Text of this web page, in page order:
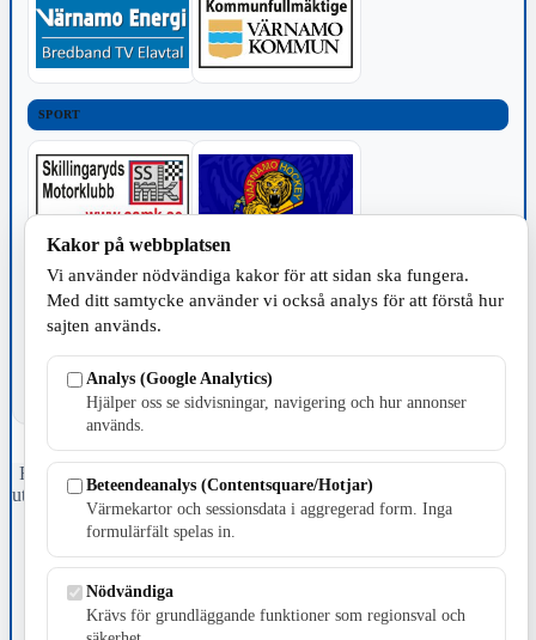
SPORT
TILLVERKNING
Fristående webbtidningsföretag grundat 1991 som sedan 2002 ger
ut tidningen Skillingaryd.nu och 2010 lanserades Värnamo.nu. Från
april 2026 omfattar Skillingaryd.nu tre kommuner: Gnosjö,
Värnamo och Vaggeryds kommun.
E-post: redaktionen@skillingaryd.nu
Postadress: Gisslaköp 1, 568 92 Skillingaryd
Kakor på webbplatsen
Vi använder nödvändiga kakor för att sidan ska fungera.
Med ditt samtycke använder vi också analys för att förstå hur
sajten används.
Analys (Google Analytics)
Hjälper oss se sidvisningar, navigering och hur annonser
används.
Beteendeanalys (Contentsquare/Hotjar)
Värmekartor och sessionsdata i aggregerad form. Inga
formulärfält spelas in.
Nödvändiga
Krävs för grundläggande funktioner som regionsval och